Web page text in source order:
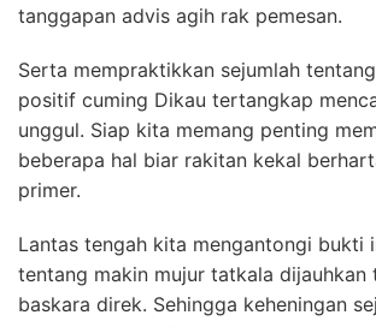
tanggapan advis agih rak pemesan.
Serta mempraktikkan sejumlah
positif cuming Dikau tertangkap
unggul. Siap kita memang penting
beberapa hal biar rakitan kekal
primer.
Lantas tengah kita mengantongi bukti
tentang makin mujur tatkala dijauhkan
baskara direk. Sehingga keheningan